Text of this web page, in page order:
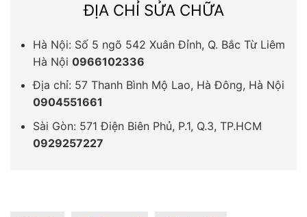
ĐỊA CHỈ SỬA CHỮA
Hà Nội: Số 5 ngõ 542 Xuân Đỉnh, Q. Bắc Từ Liêm
Hà Nội 0966102336
Địa chỉ: 57 Thanh Bình Mộ Lao, Hà Đông, Hà Nội
0904551661
Sài Gòn: 571 Điện Biên Phủ, P.1, Q.3, TP.HCM
0929257227